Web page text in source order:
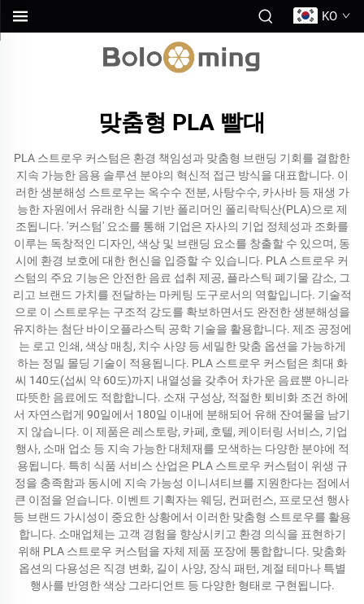
KO
맞춤형 PLA 빨대
PLA 스트로우 커스텀은 환경 책임성과 맞춤형 브랜딩 기회를 결합한
지속 가능한 음용 솔루션 분야의 혁신적 접근 방식을 대표합니다. 이
러한 생분해성 스트로우는 옥수수 전분, 사탕수수, 카사바 등 재생 가
능한 자원에서 유래한 식물 기반 폴리머인 폴리락틱산(PLA)으로 제
조됩니다. '커스텀' 요소를 통해 기업은 자사의 기업 정체성과 조화를
이루는 독창적인 디자인, 색상 및 브랜딩 요소를 창출할 수 있으며, 동
시에 환경 보호에 대한 헌신을 입증할 수 있습니다. PLA 스트로우 커
스텀의 주요 기능은 안전한 음료 섭취 제공, 플라스틱 폐기물 감소, 그
리고 브랜드 가치를 전달하는 마케팅 도구로서의 역할입니다. 기술적
으로 이 스트로우는 구조적 강도를 확보하면서도 완전한 생분해성을
유지하는 첨단 바이오플라스틱 공학 기술을 활용합니다. 제조 공정에
는 로고 인쇄, 색상 매칭, 치수 사양 등 세밀한 맞춤 옵션을 가능하게
하는 정밀 몰딩 기술이 적용됩니다. PLA 스트로우 커스텀은 최대 화
씨 140도(섭씨 약 60도)까지 내열성을 갖추어 차가운 음료뿐 아니라
따뜻한 음료에도 적합합니다. 소재 구성상, 적절한 퇴비화 조건 하에
서 자연스럽게 90일에서 180일 이내에 분해되어 유해 잔여물을 남기
지 않습니다. 이 제품은 레스토랑, 카페, 호텔, 케이터링 서비스, 기업
행사, 소매 업소 등 지속 가능한 대체재를 모색하는 다양한 분야에 적
용됩니다. 특히 식품 서비스 산업은 PLA 스트로우 커스텀이 위생 규
정을 충족함과 동시에 지속 가능성 이니셔티브를 지원한다는 점에서
큰 이점을 얻습니다. 이벤트 기획자는 웨딩, 컨퍼런스, 프로모션 행사
등 브랜드 가시성이 중요한 상황에서 이러한 맞춤형 스트로우를 활용
합니다. 소매업체는 고객 경험을 향상시키고 환경 의식을 표현하기
위해 PLA 스트로우 커스텀을 자체 제품 포장에 통합합니다. 맞춤화
옵션의 다용성은 직경 변화, 길이 사양, 장식 패턴, 계절 테마나 특별
행사를 반영한 색상 그라디언트 등 다양한 형태로 구현됩니다.